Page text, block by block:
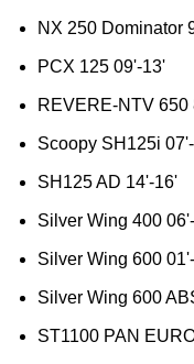
NX 250 Dominator
PCX 125 09'-13'
REVERE-NTV 650
Scoopy SH125i
SH125 AD 14'-16'
Silver Wing 400
Silver Wing 600
Silver Wing 600
ST1100 PAN